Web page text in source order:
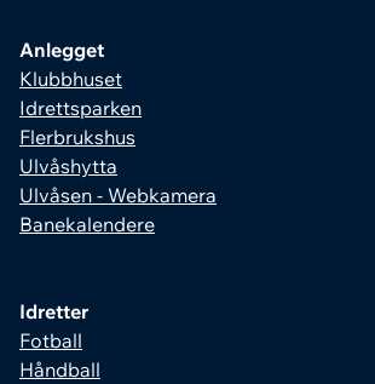
Anlegget
Klubbhuset
Idrettsparken
Flerbrukshus
Ulvåshytta
Ulvåsen - Webkamera
Banekalendere
Idretter
Fotball
Håndball